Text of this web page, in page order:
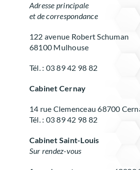
Adresse principale
et de correspondance
122 avenue Robert Schuman
68100 Mulhouse
Tél. : 03 89 42 98 82
Cabinet Cernay
14 rue Clemenceau 68700
Tél. : 03 89 42 98 82
Cabinet Saint-Louis
Sur rendez-vous